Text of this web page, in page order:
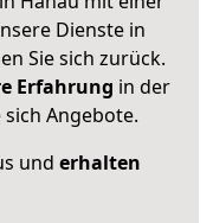
Dienste in
Sie sich zurück.
Erfahrung in der
Angebote.
und erhalten